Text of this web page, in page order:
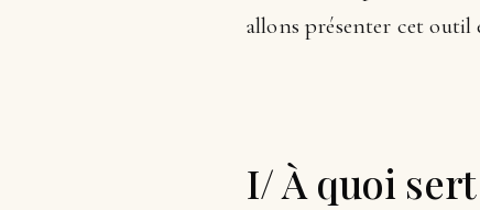
allons présenter cet outil
I/ À quoi